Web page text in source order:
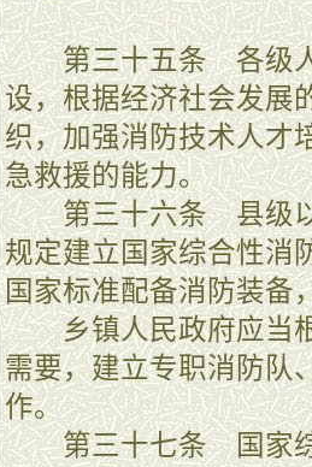
第三十五条 各级人
设，根据经济社会发展
织，加强消防技术人才
急救援的能力。
第三十六条 县级以
规定建立国家综合性消
国家标准配备消防装备
乡镇人民政府应当根
需要，建立专职消防队
作。
第三十七条 国家综